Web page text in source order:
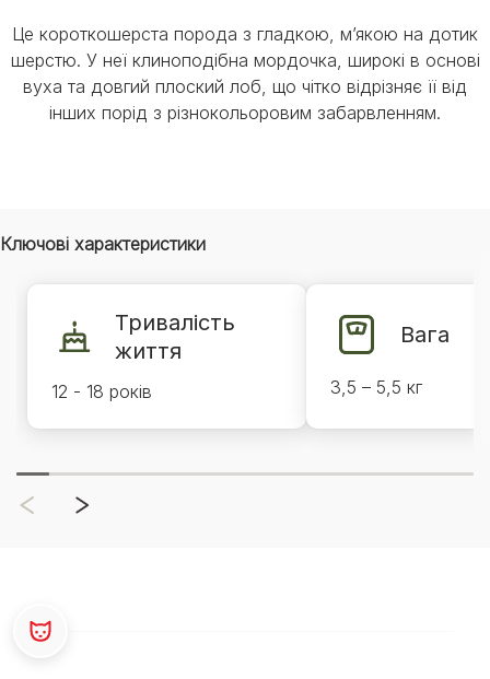
Це короткошерста порода з гладкою, м’якою на дотик
шерстю. У неї клиноподібна мордочка, широкі в основі
вуха та довгий плоский лоб, що чітко відрізняє її від
інших порід з різнокольоровим забарвленням.
Ключові характеристики
Тривалість
життя
12 - 18 років
Вага
3,5 – 5,5 кг